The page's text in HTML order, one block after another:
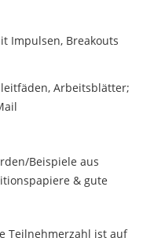
Impulsen, Breakouts
Arbeitsblätter;
Beispiele aus
& gute
Teilnehmerzahl ist auf